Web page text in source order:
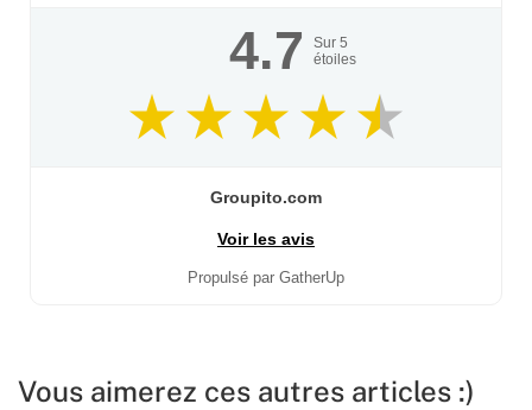
4.7 Sur 5
étoiles
Groupito.com
Voir les avis
Propulsé par GatherUp
Vous aimerez ces autres articles :)